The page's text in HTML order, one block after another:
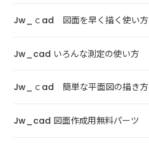
Jw_ｃad 図面を早く描く使い方
Jw_cad いろんな測定の使い方
Jw_ｃad 簡単な平面図の描き方
Jw_cad 図面作成用無料パーツ